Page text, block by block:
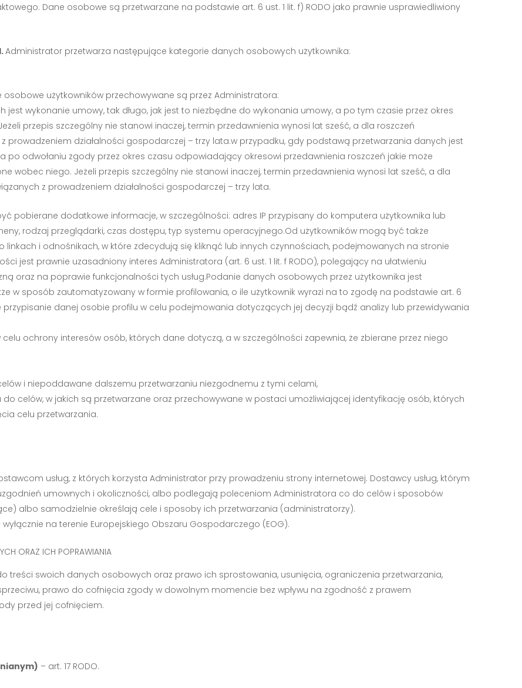
Dane osobowe są przetwarzane na podstawie art. 6 ust. 1 lit. f) RODO jako prawnie usprawiedliwiony
Administrator przetwarza następujące kategorie danych osobowych użytkownika:
osobowe użytkowników przechowywane są przez Administratora:
wykonanie umowy, tak długo, jak jest to niezbędne do wykonania umowy, a po tym czasie przez okres
przepis szczególny nie stanowi inaczej, termin przedawnienia wynosi lat sześć, a dla roszczeń
prowadzeniem działalności gospodarczej – trzy lata.w przypadku, gdy podstawą przetwarzania danych jest
po odwołaniu zgody przez okres czasu odpowiadający okresowi przedawnienia roszczeń jakie może
wobec niego. Jeżeli przepis szczególny nie stanowi inaczej, termin przedawnienia wynosi lat sześć, a dla
z prowadzeniem działalności gospodarczej – trzy lata.
pobierane dodatkowe informacje, w szczególności: adres IP przypisany do komputera użytkownika lub
rodzaj przeglądarki, czas dostępu, typ systemu operacyjnego.Od użytkowników mogą być także
i odnośnikach, w które zdecydują się kliknąć lub innych czynnościach, podejmowanych na stronie
jest prawnie uzasadniony interes Administratora (art. 6 ust. 1 lit. f RODO), polegający na ułatwieniu
oraz na poprawie funkcjonalności tych usług.Podanie danych osobowych przez użytkownika jest
w sposób zautomatyzowany w formie profilowania, o ile użytkownik wyrazi na to zgodę na podstawie art. 6
przypisanie danej osobie profilu w celu podejmowania dotyczących jej decyzji bądź analizy lub przewidywania
ochrony interesów osób, których dane dotyczą, a w szczególności zapewnia, że zbierane przez niego
i niepoddawane dalszemu przetwarzaniu niezgodnemu z tymi celami,
celów, w jakich są przetwarzane oraz przechowywane w postaci umożliwiającej identyfikację osób, których
celu przetwarzania.
usług, z których korzysta Administrator przy prowadzeniu strony internetowej. Dostawcy usług, którym
umownych i okoliczności, albo podlegają poleceniom Administratora co do celów i sposobów
albo samodzielnie określają cele i sposoby ich przetwarzania (administratorzy).
na terenie Europejskiego Obszaru Gospodarczego (EOG).
ORAZ ICH POPRAWIANIA
treści swoich danych osobowych oraz prawo ich sprostowania, usunięcia, ograniczenia przetwarzania,
prawo do cofnięcia zgody w dowolnym momencie bez wpływu na zgodność z prawem
przed jej cofnięciem.
– art. 17 RODO.